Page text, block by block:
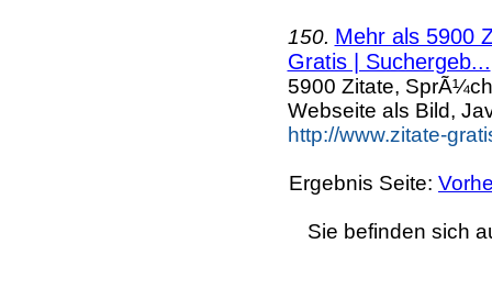
150. Mehr als 5900
Gratis | Suchergeb...
5900 Zitate,
Webseite als Bild,
http://www.zitate-
Ergebnis Seite:
Sie befinden sich